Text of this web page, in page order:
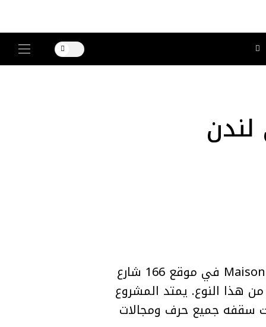
أعلنت دار Hermès عن افتتاح وجهتها الجديدة في لندن تحت اسم Maison Bond Street في موقع 166 شارع
هذا النوع. يمتد المشروع
ويجمع تحت سقفه جميع حرف ومجالات